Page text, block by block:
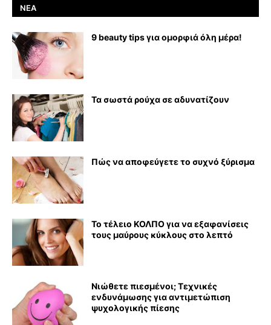
ΝΈΑ
9 beauty tips για ομορφιά όλη μέρα!
Τα σωστά ρούχα σε αδυνατίζουν
Πώς να αποφεύγετε το συχνό ξύρισμα
Το τέλειο ΚΟΛΠΟ για να εξαφανίσεις
τους μαύρους κύκλους στο λεπτό
Νιώθετε πιεσμένοι; Τεχνικές
ενδυνάμωσης για αντιμετώπιση
ψυχολογικής πίεσης